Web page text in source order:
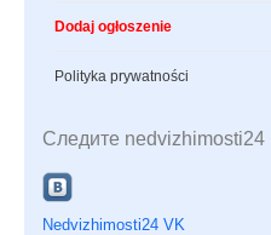
Dodaj ogłoszenie
Polityka prywatności
Следите nedvizhimosti24
Nedvizhimosti24 VK